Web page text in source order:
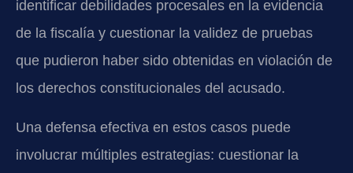
identificar debilidades procesales en la evidencia
de la fiscalía y cuestionar la validez de pruebas
que pudieron haber sido obtenidas en violación de
los derechos constitucionales del acusado.
Una defensa efectiva en estos casos puede
involucrar múltiples estrategias: cuestionar la